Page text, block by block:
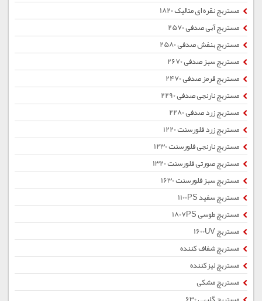
مستربچ نقره ای متالیک 1820
مستربچ آبی صدفی 2570
مستربچ بنفش صدفی 2580
مستربچ سبز صدفی 2670
مستربچ قرمز صدفی 2470
مستربچ نارنجی صدفی 2290
مستربچ زرد صدفی 2280
مستربچ زرد فلورسنت 1220
مستربچ نارنجی فلورسنت 1230
مستربچ صورتی فلورسنت 1320
مستربچ سبز فلورسنت 1630
مستربچ سفید 1100PS
مستربچ طوسی 1807PS
مستربچ 1600UV
مستربچ شفاف کننده
مستربچ لیزکننده
مستربچ مشکی